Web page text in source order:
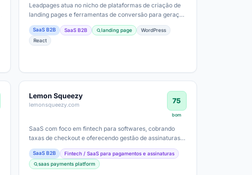
Leadpages atua no nicho de plataformas de criação de
landing pages e ferramentas de conversão para geração
de leads, atendendo a pequenas e…
SaaS B2B SaaS B2B landing page
WordPress
React
Lemon Squeezy
lemonsqueezy.com 75
bom
SaaS com foco em fintech para softwares, cobrando
taxas de checkout e oferecendo gestão de assinaturas,
conformidade fiscal e prevenção de…
SaaS B2B
Fintech / SaaS para pagamentos e assinaturas
saas payments platform